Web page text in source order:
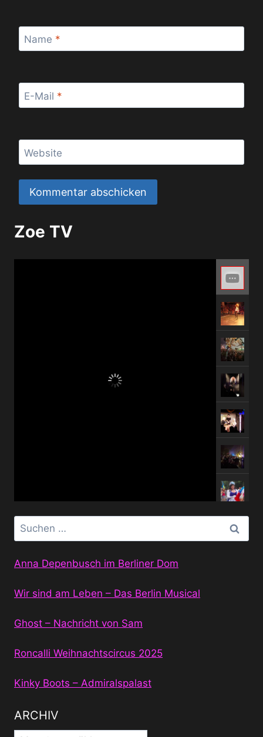
Name *
E-Mail *
Website
Zoe TV
Suchen
nach:
Anna Depenbusch im Berliner Dom
Wir sind am Leben – Das Berlin Musical
Ghost – Nachricht von Sam
Roncalli Weihnachtscircus 2025
Kinky Boots – Admiralspalast
ARCHIV